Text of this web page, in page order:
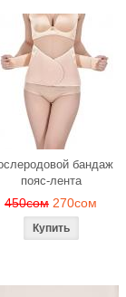
бандаж
пояс-лента
450сом 270сом